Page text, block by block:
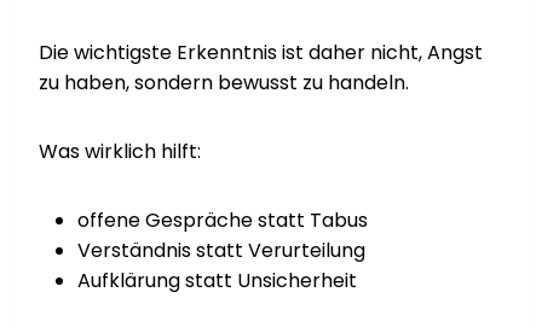
Die wichtigste Erkenntnis ist daher nicht, Angst
zu haben, sondern bewusst zu handeln.
Was wirklich hilft:
offene Gespräche statt Tabus
Verständnis statt Verurteilung
Aufklärung statt Unsicherheit